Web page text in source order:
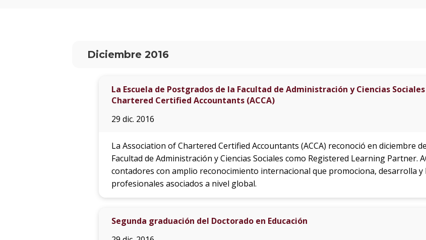
Diciembre 2016
La Escuela de Postgrados de la Facultad de Administración y Ciencias
Chartered Certified Accountants (ACCA)
29 dic. 2016
La Association of Chartered Certified Accountants (ACCA) reconoció en diciembre
Facultad de Administración y Ciencias Sociales como Registered Learning Partner.
contadores con amplio reconocimiento internacional que promociona, desarrolla y
profesionales asociados a nivel global.
Segunda graduación del Doctorado en Educación